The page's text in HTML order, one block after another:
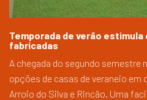
Temporada de verão estimula
fabricadas
A chegada do segundo semestre
opções de casas de veraneio em
Arroio do Silva e Rincão. Uma